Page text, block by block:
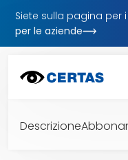
Siete sulla pagina per
per le aziende
Descrizione